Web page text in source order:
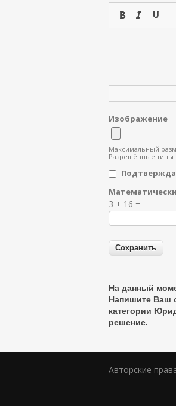
Изображение
Максимальный
Разрешённые типы
3 + 16 =
На данный
Напишите Ваш
категории
решение.
Авторские